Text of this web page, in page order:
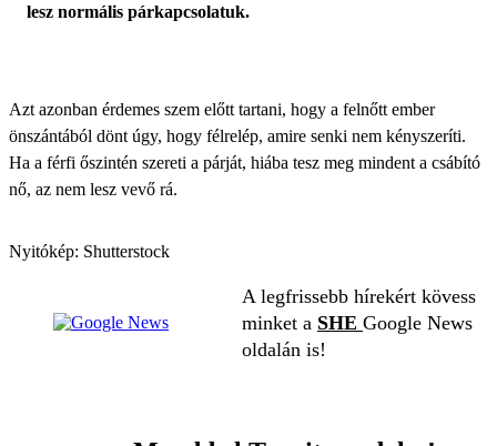
lesz normális párkapcsolatuk.
Azt azonban érdemes szem előtt tartani, hogy a felnőtt ember
önszántából dönt úgy, hogy félrelép, amire senki nem kényszeríti.
Ha a férfi őszintén szereti a párját, hiába tesz meg mindent a csábító
nő, az nem lesz vevő rá.
Nyitókép: Shutterstock
A legfrissebb hírekért kövess
minket a SHE Google News
oldalán is!